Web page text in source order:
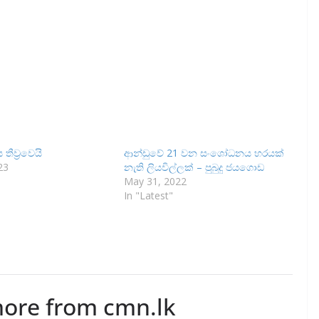
තීව්‍රවෙයි
ආන්ඩුවේ 21 වන සංශෝධනය හරයක්
නැති ලියවිල්ලක් – පුබුදු ජයගොඩ
May 31, 2022
In "Latest"
from cmn.lk